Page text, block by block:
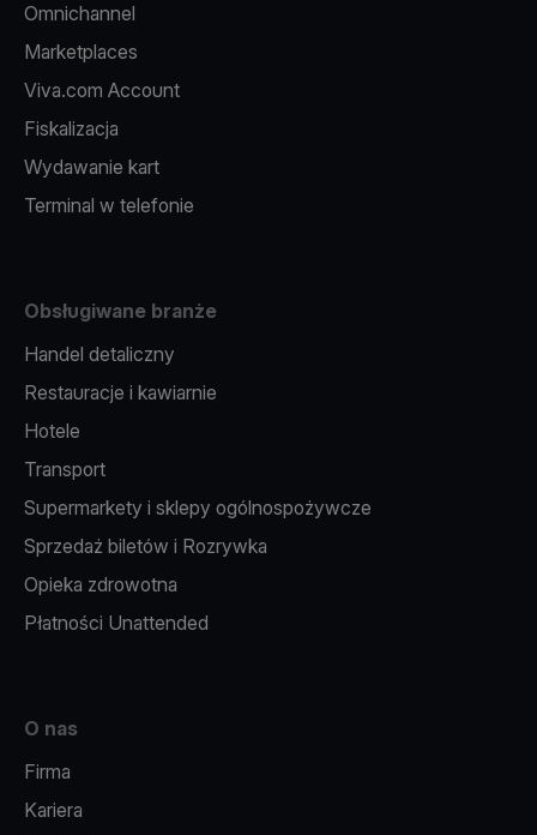
Omnichannel
Marketplaces
Viva.com Account
Fiskalizacja
Wydawanie kart
Terminal w telefonie
Obsługiwane branże
Handel detaliczny
Restauracje i kawiarnie
Hotele
Transport
Supermarkety i sklepy ogólnospożywcze
Sprzedaż biletów i Rozrywka
Opieka zdrowotna
Płatności Unattended
O nas
Firma
Kariera